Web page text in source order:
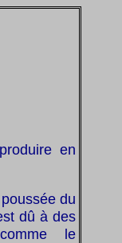
en
du
dû à des
le